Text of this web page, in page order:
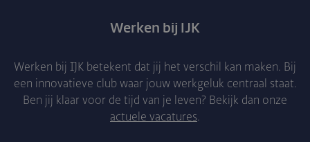
Werken bij IJK
Werken bij IJK betekent dat jij het verschil kan maken. Bij
een innovatieve club waar jouw werkgeluk centraal staat.
Ben jij klaar voor de tijd van je leven? Bekijk dan onze
actuele vacatures.